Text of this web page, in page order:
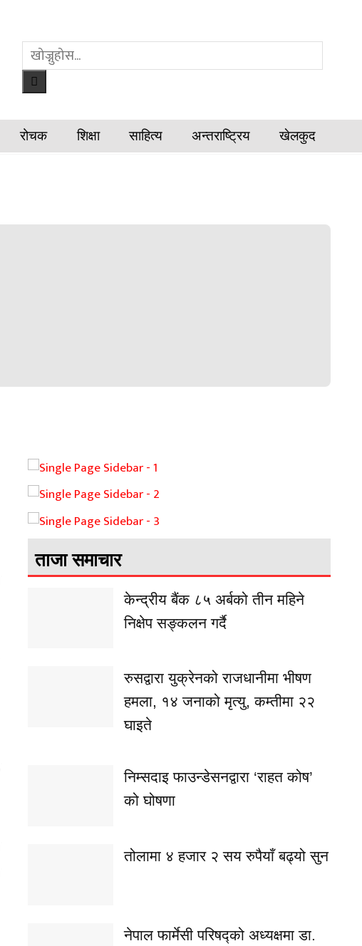
रोचक शिक्षा साहित्य अन्तराष्ट्रिय खेलकुद
ताजा समाचार
केन्द्रीय बैंक ८५ अर्बको तीन महिने
निक्षेप सङ्कलन गर्दै
रुसद्वारा युक्रेनको राजधानीमा भीषण
हमला, १४ जनाको मृत्यु, कम्तीमा २२
घाइते
निम्सदाइ फाउन्डेसनद्वारा ‘राहत कोष’
को घोषणा
तोलामा ४ हजार २ सय रुपैयाँ बढ्यो सुन
नेपाल फार्मेसी परिषद्को अध्यक्षमा डा.